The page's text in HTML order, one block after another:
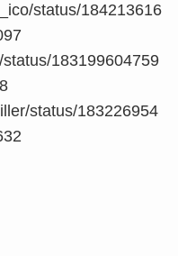
status/184213616
183199604759
status/183226954